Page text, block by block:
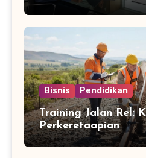
Bisnis Pendidikan
Training Jalan Rel:
Perkeretaapian